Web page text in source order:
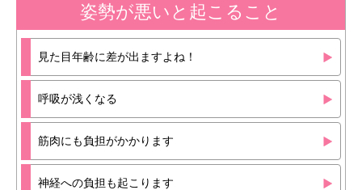
姿勢が悪いと起こること
見た目年齢に差が出ますよね！
呼吸が浅くなる
筋肉にも負担がかかります
神経への負担も起こります